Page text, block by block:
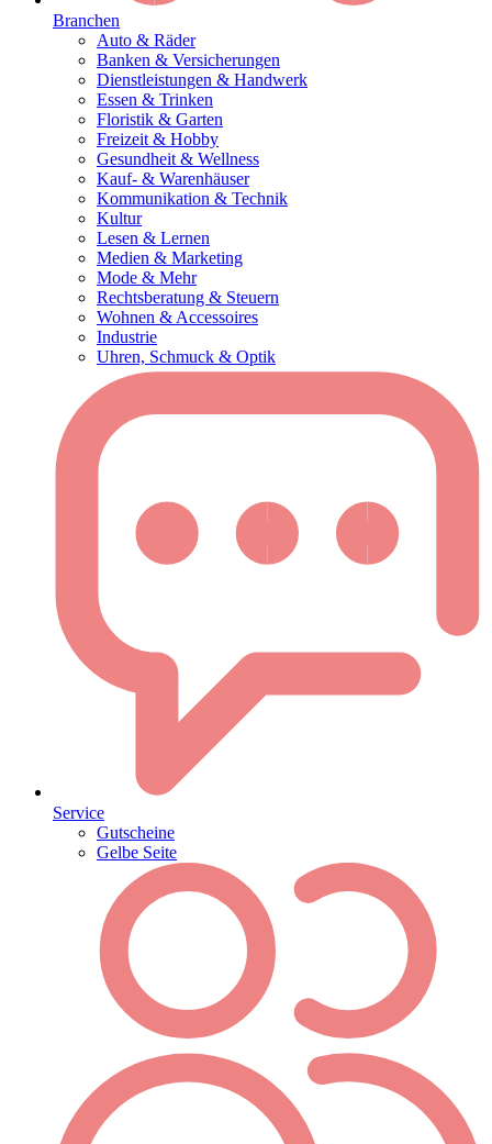
Branchen
Auto & Räder
Banken & Versicherungen
Dienstleistungen & Handwerk
Essen & Trinken
Floristik & Garten
Freizeit & Hobby
Gesundheit & Wellness
Kauf- & Warenhäuser
Kommunikation & Technik
Kultur
Lesen & Lernen
Medien & Marketing
Mode & Mehr
Rechtsberatung & Steuern
Wohnen & Accessoires
Industrie
Uhren, Schmuck & Optik
Service
Gutscheine
Gelbe Seite